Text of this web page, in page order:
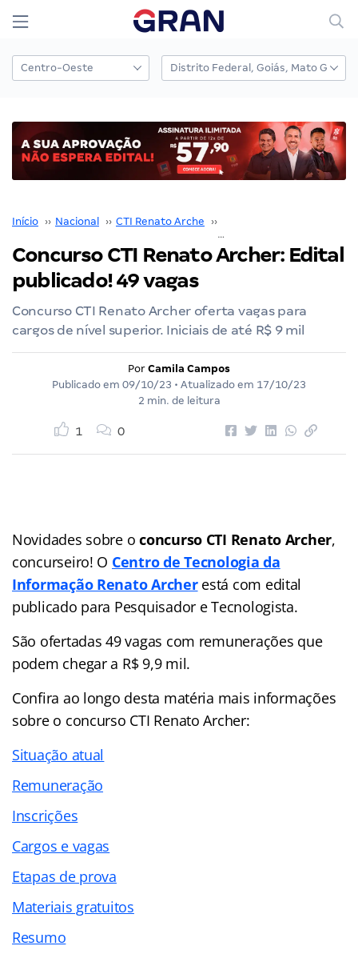
Início ›› Nacional ›› CTI Renato Arche ››
Concurso CTI Renato Archer: Edital
publicado! 49 vagas
Concurso CTI Renato Archer oferta vagas para
cargos de nível superior. Iniciais de até R$ 9 mil
Por Camila Campos
Publicado em 09/10/23 • Atualizado em 17/10/23
2 min. de leitura
1 0
Novidades sobre o concurso CTI Renato Archer,
concurseiro! O Centro de Tecnologia da
Informação Renato Archerestá com edital
publicado para Pesquisador e Tecnologista.
São ofertadas 49 vagas com remunerações que
podem chegar a R$ 9,9 mil.
Confira ao longo desta matéria mais informações
sobre o concurso CTI Renato Archer:
Situação atual
Remuneração
Inscrições
Cargos e vagas
Etapas de prova
Materiais gratuitos
Resumo